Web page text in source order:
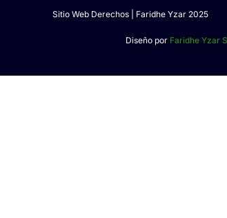
Sitio Web Derechos | Faridhe Yzar 2025
Diseño por Faridhe Yzar